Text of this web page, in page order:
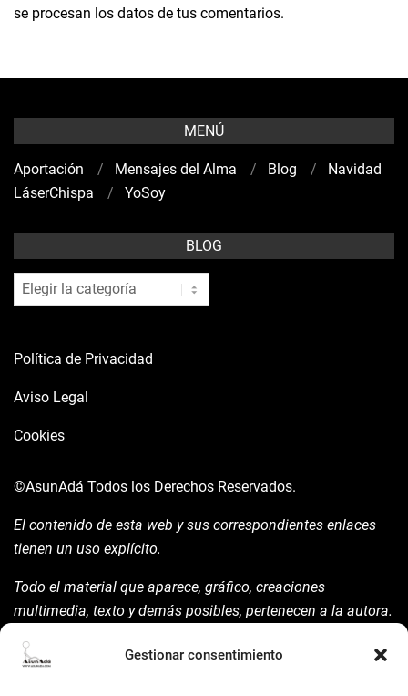
Gestionar consentimiento
se procesan los datos de tus comentarios.
MENÚ
Aportación Mensajes del Alma Blog
Navidad
LáserChispa
YoSoy
BLOG
blog
Política de Privacidad
Aviso Legal
Cookies
©AsunAdá Todos los Derechos Reservados.
El contenido de esta web y sus correspondientes enlaces
tienen un uso explícito.
Todo el material que aparece, gráfico, creaciones
multimedia, texto y demás posibles, pertenecen a la autora.
la mism para ello.